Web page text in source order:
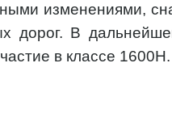
изменениями,
дорог. В
в классе 1600Н.